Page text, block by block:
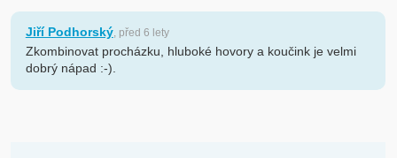
Jiří Podhorský, před 6 lety
Zkombinovat procházku, hluboké hovory a koučink je velmi
dobrý nápad :-).